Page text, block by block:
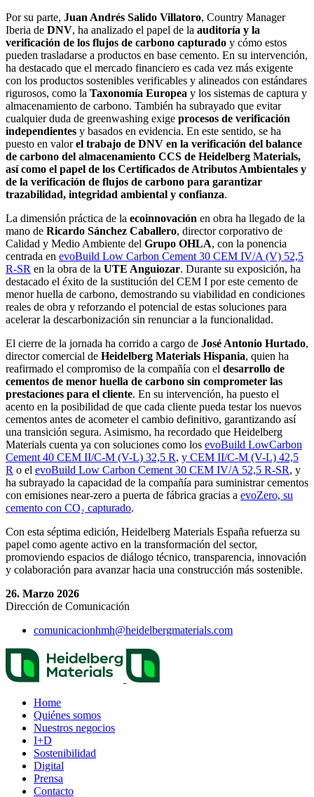
Por su parte, Juan Andrés Salido Villatoro, Country Manager
Iberia de DNV, ha analizado el papel de la auditoría y la
verificación de los flujos de carbono capturado y cómo estos
pueden trasladarse a productos en base cemento. En su intervención,
ha destacado que el mercado financiero es cada vez más exigente
con los productos sostenibles verificables y alineados con estándares
rigurosos, como la Taxonomía Europea y los sistemas de captura y
almacenamiento de carbono. También ha subrayado que evitar
cualquier duda de greenwashing exige procesos de verificación
independientes y basados en evidencia. En este sentido, se ha
puesto en valorel trabajo de DNV en la verificación del balance
de carbono del almacenamiento CCS de Heidelberg Materials,
así como el papel de los Certificados de Atributos Ambientales y
de la verificación de flujos de carbono para garantizar
trazabilidad, integridad ambiental y confianza.
La dimensión práctica de la ecoinnovación en obra ha llegado de la
mano de Ricardo Sánchez Caballero, director corporativo de
Calidad y Medio Ambiente del Grupo OHLA, con la ponencia
centrada en evoBuild Low Carbon Cement 30 CEM IV/A (V) 52,5
R-SR en la obra de la UTE Anguiozar. Durante su exposición, ha
destacado el éxito de la sustitución del CEM I por este cemento de
menor huella de carbono, demostrando su viabilidad en condiciones
reales de obra y reforzando el potencial de estas soluciones para
acelerar la descarbonización sin renunciar a la funcionalidad.
El cierre de la jornada ha corrido a cargo de José Antonio Hurtado,
director comercial de Heidelberg Materials Hispania, quien ha
reafirmado el compromiso de la compañía con el desarrollo de
cementos de menor huella de carbono sin comprometer las
prestaciones para el cliente. En su intervención, ha puesto el
acento en la posibilidad de que cada cliente pueda testar los nuevos
cementos antes de acometer el cambio definitivo, garantizando así
una transición segura. Asimismo, ha recordado que Heidelberg
Materials cuenta ya con soluciones como los evoBuild LowCarbon
Cement 40 CEM II/C-M (V-L) 32,5 R, y CEM II/C-M (V-L) 42,5
R o el evoBuild Low Carbon Cement 30 CEM IV/A 52,5 R-SR, y
ha subrayado la capacidad de la compañía para suministrar cementos
con emisiones near-zero a puerta de fábrica gracias a evoZero, su
cemento con CO₂ capturado.
Con esta séptima edición, Heidelberg Materials España refuerza su
papel como agente activo en la transformación del sector,
promoviendo espacios de diálogo técnico, transparencia, innovación
y colaboración para avanzar hacia una construcción más sostenible.
26. Marzo 2026
Dirección de Comunicación
comunicacionhmh​@heidelbergmaterials.com
Home
Quiénes somos
Nuestros negocios
I+D
Sostenibilidad
Digital
Prensa
Contacto